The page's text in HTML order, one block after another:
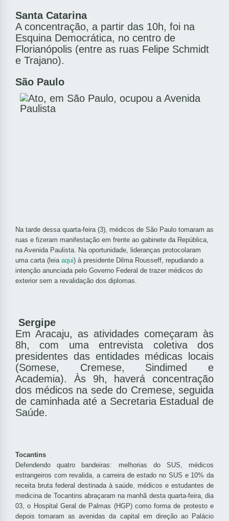
Santa Catarina
A concentração, a partir das 10h, foi na
Esquina Democrática, no centro de
Florianópolis (entre as ruas Felipe Schmidt
e Trajano).
São Paulo
Na tarde dessa quarta-feira (3), médicos de São Paulo tomaram as
ruas e fizeram manifestação em frente ao gabinete da República,
na Avenida Paulista. Na oportunidade, lideranças protocolaram
uma carta (leia aqui) à presidente Dilma Rousseff, repudiando a
intenção anunciada pelo Governo Federal de trazer médicos do
exterior sem a revalidação dos diplomas.
Sergipe
Em Aracaju, as atividades começaram às
8h, com uma entrevista coletiva dos
presidentes das entidades médicas locais
(Somese, Cremese, Sindimed e
Academia). Às 9h, haverá concentração
dos médicos na sede do Cremese, seguida
de caminhada até a Secretaria Estadual de
Saúde.
Tocantins
Defendendo quatro bandeiras: melhorias do SUS, médicos
estrangeiros com revalida, a carreira de estado no SUS e 10% da
receita bruta federal destinada à saúde, médicos e estudantes de
medicina de Tocantins abraçaram na manhã desta quarta-feira, dia
03, o Hospital Geral de Palmas (HGP) como forma de protesto e
depois tomaram as avenidas da capital em direção ao Palácio